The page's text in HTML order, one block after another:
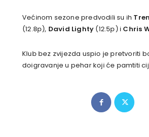
Većinom sezone predvodili su ih
(12.8p), David Lighty (12.5p) i Chris
Klub bez zvijezda uspio je pretvoriti
doigravanje u pehar koji će pamtiti